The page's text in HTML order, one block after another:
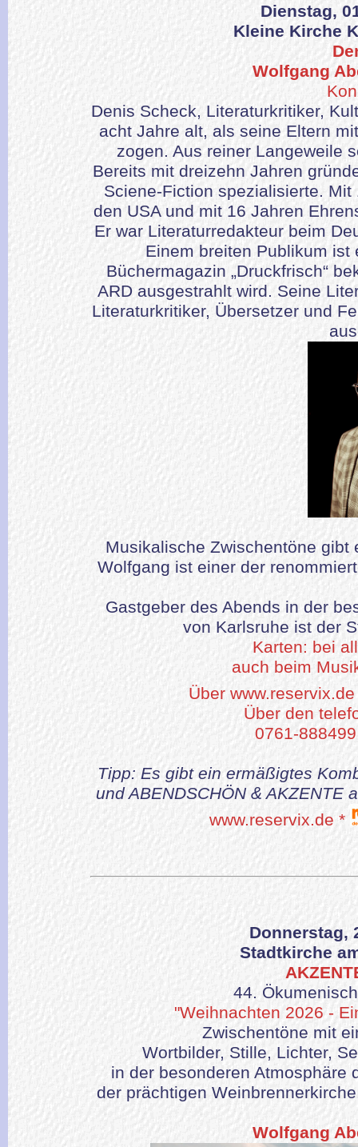
Dienstag,
Kleine Kirche
Wolfgang
Denis Scheck, Literaturkritiker,
acht Jahre alt, als seine Eltern
zogen. Aus reiner Langeweile
Bereits mit dreizehn Jahren
Sciene-Fiction spezialisierte.
den USA und mit 16 Jahren
Er war Literaturredakteur beim
Einem breiten Publikum
Büchermagazin „Druckfrisch“
ARD ausgestrahlt wird. Seine
Literaturkritiker, Übersetzer und
Musikalische Zwischentöne gibt
Wolfgang ist einer der
Gastgeber des Abends in der
von Karlsruhe ist der
Karten: bei
auch beim
Über
Über den
0761-
Tipp: Es gibt ein ermäßigtes
und ABENDSCHÖN & AKZENTE
www.reservix.de *
Donnerstag,
Stadtkirche
44.
"Weihnachten 2026 -
Zwischentöne mit
Wortbilder, Stille, Lichter,
in der besonderen Atmosphäre
der prächtigen
Wolfgang